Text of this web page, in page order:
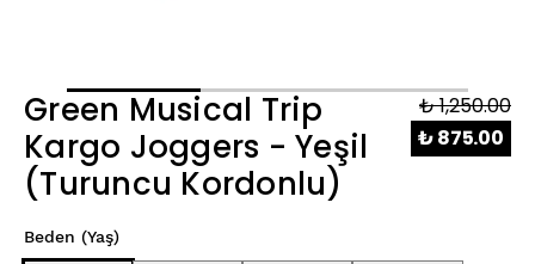
Green Musical Trip
Kargo Joggers - Yeşil
(Turuncu Kordonlu)
₺ 1,250.00
₺ 875.00
Beden (Yaş)